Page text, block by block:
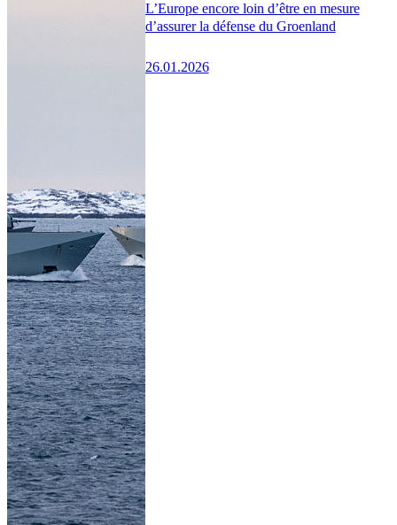
L’Europe encore loin d’être en mesure
d’assurer la défense du Groenland
26.01.2026